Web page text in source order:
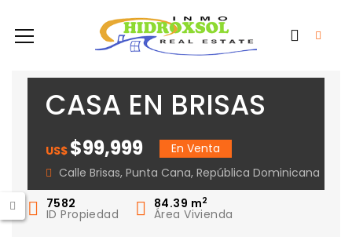
CASA EN BRISAS
PUNTA CANA
US$ $99,999
En Venta
Calle Brisas, Punta Cana, República Dominicana
7582
ID Propiedad
84.39 m2
Área Vivienda